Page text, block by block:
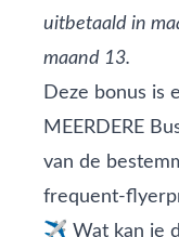
uitbetaald in
maand 13.
Deze bonus is
MEERDERE
van de
✈️ Wat kan je